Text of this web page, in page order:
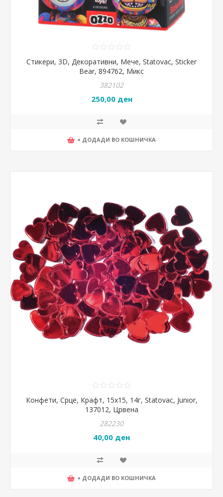
Стикери, 3D, Декоративни, Мече, Statovac, Sticker
Bear, 894762, Микс
382102
250,00 ден
+ ДОДАДИ ВО КОШНИЧКА
Конфети, Срце, Крафт, 15x15, 14г, Statovac, Junior,
137012, Црвена
282230
40,00 ден
+ ДОДАДИ ВО КОШНИЧКА